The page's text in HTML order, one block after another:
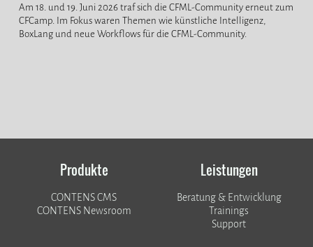
Am 18. und 19. Juni 2026 traf sich die CFML-Community erneut zum
CFCamp. Im Fokus waren Themen wie künstliche Intelligenz,
BoxLang und neue Workflows für die CFML-Community.
Produkte
CONTENS CMS
CONTENS Newsroom
Leistungen
Beratung & Entwicklung
Trainings
Support